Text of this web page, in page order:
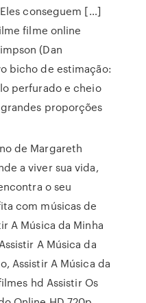
conseguem […]
filme online
(Dan
bicho de estimação:
perfurado e cheio
proporções
de Margareth
a viver sua vida,
o seu
com músicas de
A Música da Minha
A Música da
Assistir A Música da
hd Assistir Os